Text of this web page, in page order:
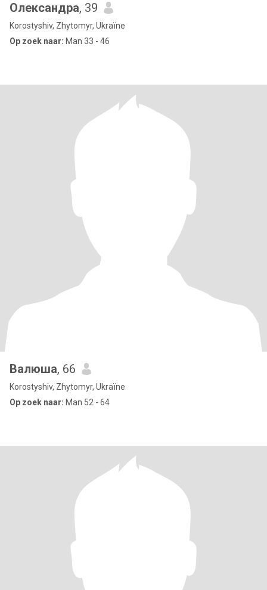
Олександра, 39
Korostyshiv, Zhytomyr, Ukraïne
Op zoek naar: Man 33 - 46
Валюша, 66
Korostyshiv, Zhytomyr, Ukraïne
Op zoek naar: Man 52 - 64